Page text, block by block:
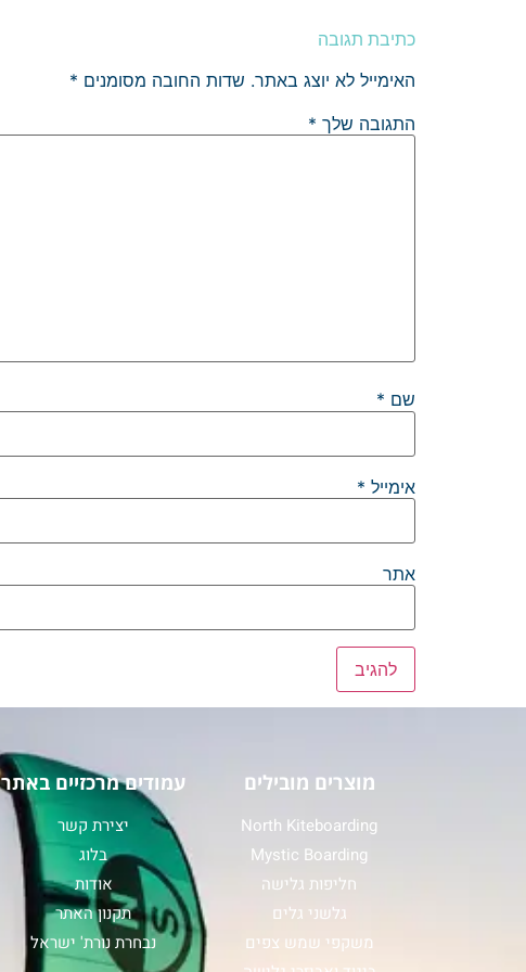
כתיבת תגובה
האימייל לא יוצג באתר. שדות החובה מסומנים *
התגובה שלך *
שם *
אימייל *
אתר
מוצרים מובילים
North Kiteboarding
Mystic Boarding
חליפות גלישה
גלשני גלים
משקפי שמש צפים
עמודים מרכזיים באתר
יצירת קשר
בלוג
אודות
תקנון האתר
נבחרת נורת' ישראל